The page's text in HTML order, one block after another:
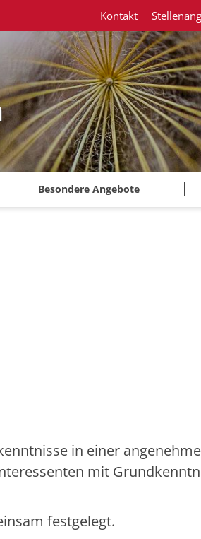
Besondere Angebote
Kontakt
in einer
mit
festgelegt.